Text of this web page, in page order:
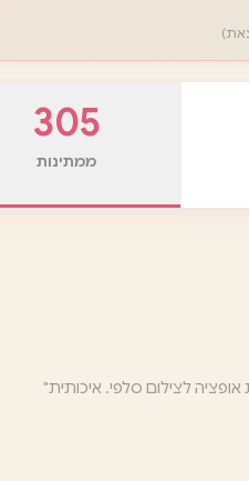
305
ממתינות
לצילום סלפי. איכותית"